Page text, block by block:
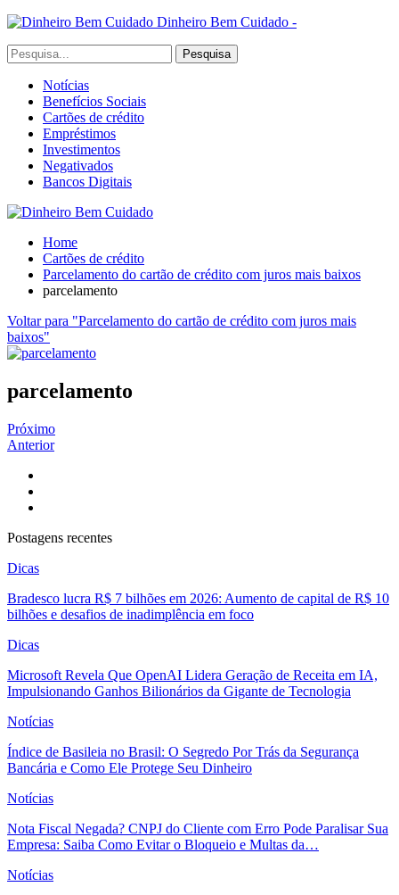
Dinheiro Bem Cuidado -
Notícias
Benefícios Sociais
Cartões de crédito
Empréstimos
Investimentos
Negativados
Bancos Digitais
Home
Cartões de crédito
Parcelamento do cartão de crédito com juros mais baixos
parcelamento
Voltar para "Parcelamento do cartão de crédito com juros mais
baixos"
parcelamento
Próximo
Anterior
Postagens recentes
Dicas
Bradesco lucra R$ 7 bilhões em 2026: Aumento de capital de R$ 10
bilhões e desafios de inadimplência em foco
Dicas
Microsoft Revela Que OpenAI Lidera Geração de Receita em IA,
Impulsionando Ganhos Bilionários da Gigante de Tecnologia
Notícias
Índice de Basileia no Brasil: O Segredo Por Trás da Segurança
Bancária e Como Ele Protege Seu Dinheiro
Notícias
Nota Fiscal Negada? CNPJ do Cliente com Erro Pode Paralisar Sua
Empresa: Saiba Como Evitar o Bloqueio e Multas da…
Notícias